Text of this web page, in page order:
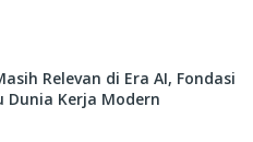
Relevan di Era AI, Fondasi
Dunia Kerja Modern